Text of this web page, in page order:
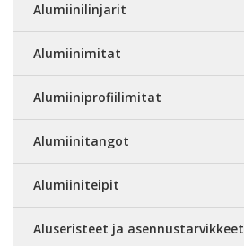
Alumiinilinjarit
Alumiinimitat
Alumiiniprofiilimitat
Alumiinitangot
Alumiiniteipit
Aluseristeet ja asennustarvikkeet